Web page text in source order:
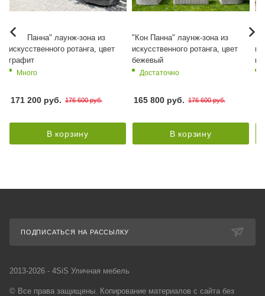
"Кон Панна" лаунж-зона из
искусственного ротанга, цвет
графит
Много
171 200 руб. 176 600 руб.
В корзину
"Кон Панна" лаунж-зона из
искусственного ротанга, цвет
бежевый
Достаточно
165 800 руб. 176 600 руб.
В корзину
ПОДПИСАТЬСЯ НА РАССЫЛКУ
2013-2026 - 4SiS Уличная мебель
© Все права защищены. Копирование материалов с сайта без